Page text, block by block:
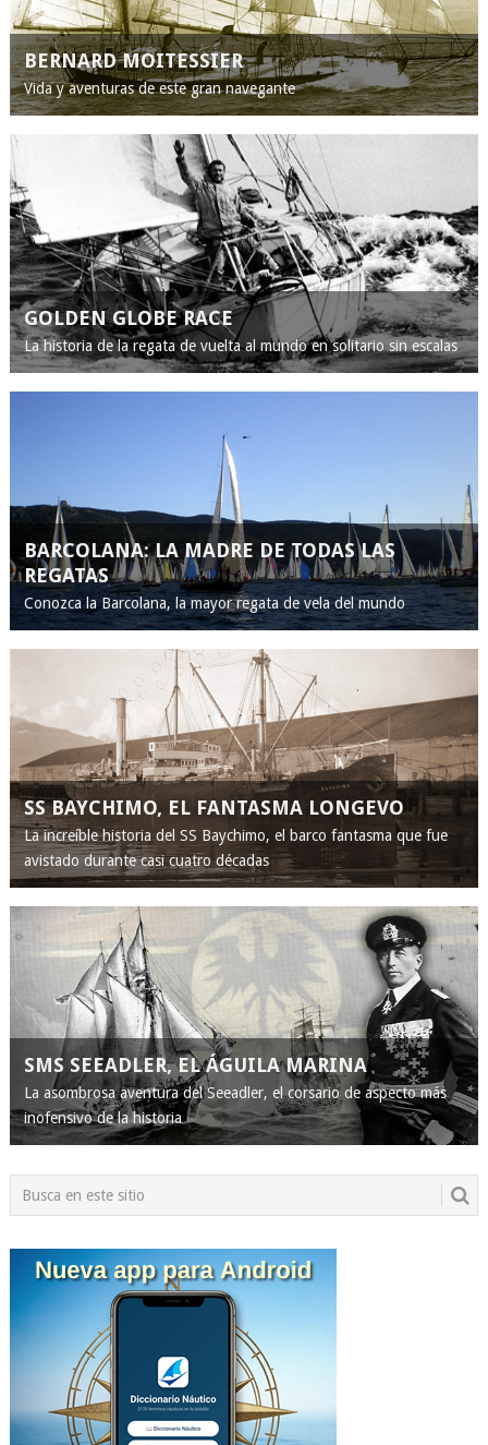
BERNARD MOITESSIER
Vida y aventuras de este gran navegante
GOLDEN GLOBE RACE
La historia de la regata de vuelta al mundo en solitario sin escalas
BARCOLANA: LA MADRE DE TODAS LAS
REGATAS
Conozca la Barcolana, la mayor regata de vela del mundo
SS BAYCHIMO, EL FANTASMA LONGEVO
La increíble historia del SS Baychimo, el barco fantasma que fue
avistado durante casi cuatro décadas
SMS SEEADLER, EL ÁGUILA MARINA
La asombrosa aventura del Seeadler, el corsario de aspecto más
inofensivo de la historia